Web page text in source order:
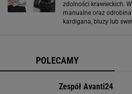
zdolności krawieckich.
manualne oraz
kardigana, bluzy lub
POLECAMY
Zespół Avanti24